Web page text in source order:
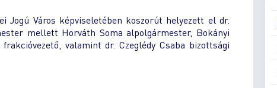
Jogú Város képviseletében koszorút helyezett el dr.
mellett Horváth Soma alpolgármester, Bokányi
valamint dr. Czeglédy Csaba bizottsági